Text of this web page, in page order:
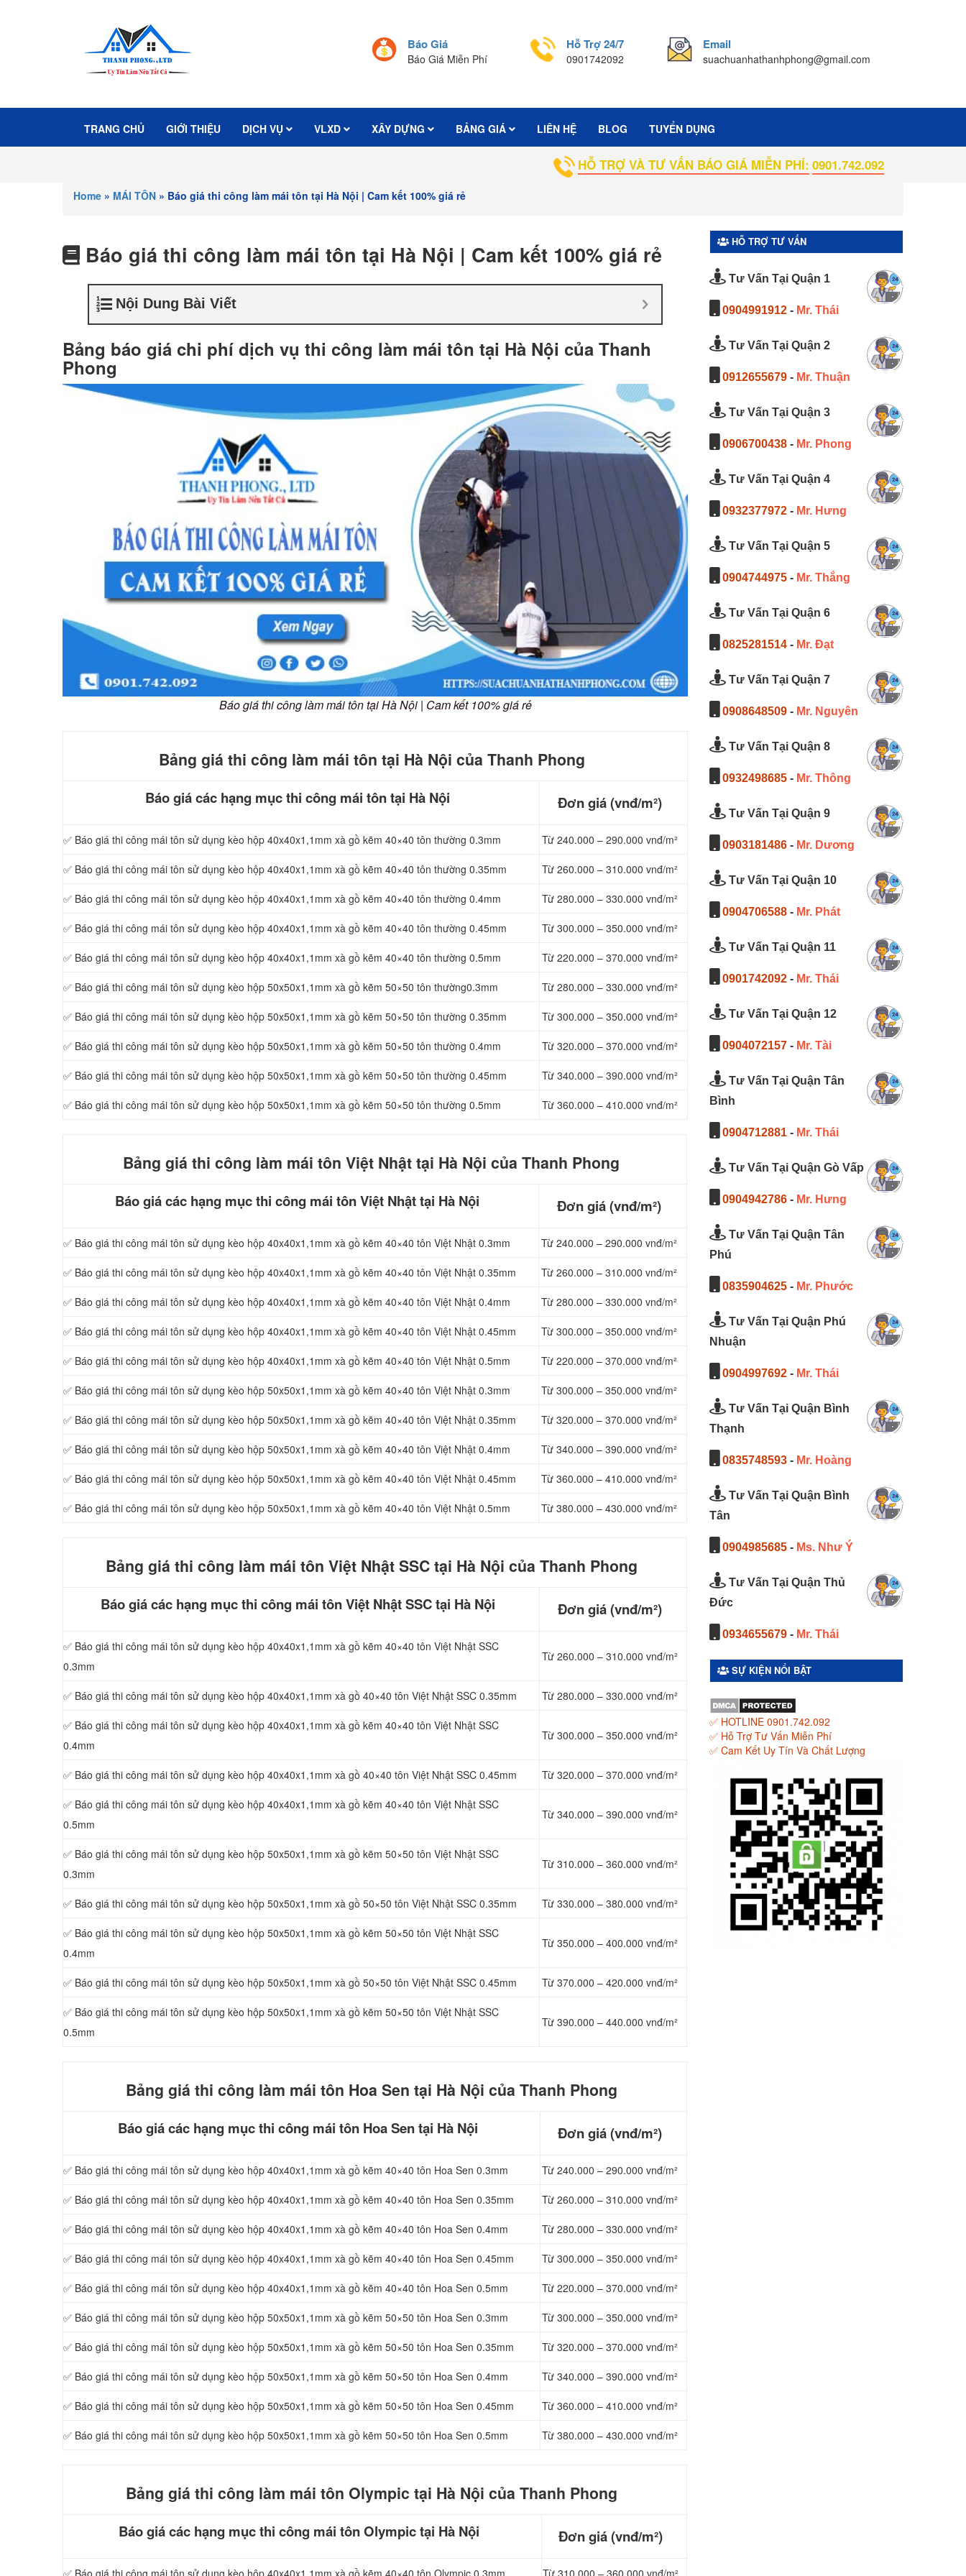
Báo Giá
Báo Giá Miễn Phí
Hỗ Trợ 24/7
0901742092
Email
suachuanhathanhphong@gmail.com
TRANG CHỦ GIỚI THIỆU DỊCH VỤ VLXD XÂY DỰNG BẢNG GIÁ LIÊN HỆ BLOG TUYỂN DỤNG
HỖ TRỢ VÀ TƯ VẤN BÁO GIÁ MIỄN PHÍ: 0901.742.092
Home » MÁI TÔN » Báo giá thi công làm mái tôn tại Hà Nội | Cam kết 100% giá rẻ
Báo giá thi công làm mái tôn tại Hà Nội | Cam kết 100% giá rẻ
Nội Dung Bài Viết
Bảng báo giá chi phí dịch vụ thi công làm mái tôn tại Hà Nội của Thanh
Phong
Báo giá thi công làm mái tôn tại Hà Nội | Cam kết 100% giá rẻ
Bảng giá thi công làm mái tôn tại Hà Nội của Thanh Phong
Báo giá các hạng mục thi công mái tôn tại Hà Nội Đơn giá (vnđ/m²)
✅ Báo giá thi công mái tôn sử dụng kèo hộp 40x40x1,1mm xà gồ kẽm 40×40 tôn thường 0.3mm Từ 240.000 – 290.000 vnđ/m²
✅ Báo giá thi công mái tôn sử dụng kèo hộp 40x40x1,1mm xà gồ kẽm 40×40 tôn thường 0.35mm Từ 260.000 – 310.000 vnđ/m²
✅ Báo giá thi công mái tôn sử dụng kèo hộp 40x40x1,1mm xà gồ kẽm 40×40 tôn thường 0.4mm Từ 280.000 – 330.000 vnđ/m²
✅ Báo giá thi công mái tôn sử dụng kèo hộp 40x40x1,1mm xà gồ kẽm 40×40 tôn thường 0.45mm Từ 300.000 – 350.000 vnđ/m²
✅ Báo giá thi công mái tôn sử dụng kèo hộp 40x40x1,1mm xà gồ kẽm 40×40 tôn thường 0.5mm Từ 220.000 – 370.000 vnđ/m²
✅ Báo giá thi công mái tôn sử dụng kèo hộp 50x50x1,1mm xà gồ kẽm 50×50 tôn thường0.3mm Từ 280.000 – 330.000 vnđ/m²
✅ Báo giá thi công mái tôn sử dụng kèo hộp 50x50x1,1mm xà gồ kẽm 50×50 tôn thường 0.35mm Từ 300.000 – 350.000 vnđ/m²
✅ Báo giá thi công mái tôn sử dụng kèo hộp 50x50x1,1mm xà gồ kẽm 50×50 tôn thường 0.4mm Từ 320.000 – 370.000 vnđ/m²
✅ Báo giá thi công mái tôn sử dụng kèo hộp 50x50x1,1mm xà gồ kẽm 50×50 tôn thường 0.45mm Từ 340.000 – 390.000 vnđ/m²
✅ Báo giá thi công mái tôn sử dụng kèo hộp 50x50x1,1mm xà gồ kẽm 50×50 tôn thường 0.5mm Từ 360.000 – 410.000 vnđ/m²
Bảng giá thi công làm mái tôn Việt Nhật tại Hà Nội của Thanh Phong
Báo giá các hạng mục thi công mái tôn Việt Nhật tại Hà Nội Đơn giá (vnđ/m²)
✅ Báo giá thi công mái tôn sử dụng kèo hộp 40x40x1,1mm xà gồ kẽm 40×40 tôn Việt Nhật 0.3mm Từ 240.000 – 290.000 vnđ/m²
✅ Báo giá thi công mái tôn sử dụng kèo hộp 40x40x1,1mm xà gồ kẽm 40×40 tôn Việt Nhật 0.35mm Từ 260.000 – 310.000 vnđ/m²
✅ Báo giá thi công mái tôn sử dụng kèo hộp 40x40x1,1mm xà gồ kẽm 40×40 tôn Việt Nhật 0.4mm Từ 280.000 – 330.000 vnđ/m²
✅ Báo giá thi công mái tôn sử dụng kèo hộp 40x40x1,1mm xà gồ kẽm 40×40 tôn Việt Nhật 0.45mm Từ 300.000 – 350.000 vnđ/m²
✅ Báo giá thi công mái tôn sử dụng kèo hộp 40x40x1,1mm xà gồ kẽm 40×40 tôn Việt Nhật 0.5mm Từ 220.000 – 370.000 vnđ/m²
✅ Báo giá thi công mái tôn sử dụng kèo hộp 50x50x1,1mm xà gồ kẽm 40×40 tôn Việt Nhật 0.3mm Từ 300.000 – 350.000 vnđ/m²
✅ Báo giá thi công mái tôn sử dụng kèo hộp 50x50x1,1mm xà gồ kẽm 40×40 tôn Việt Nhật 0.35mm Từ 320.000 – 370.000 vnđ/m²
✅ Báo giá thi công mái tôn sử dụng kèo hộp 50x50x1,1mm xà gồ kẽm 40×40 tôn Việt Nhật 0.4mm Từ 340.000 – 390.000 vnđ/m²
✅ Báo giá thi công mái tôn sử dụng kèo hộp 50x50x1,1mm xà gồ kẽm 40×40 tôn Việt Nhật 0.45mm Từ 360.000 – 410.000 vnđ/m²
✅ Báo giá thi công mái tôn sử dụng kèo hộp 50x50x1,1mm xà gồ kẽm 40×40 tôn Việt Nhật 0.5mm Từ 380.000 – 430.000 vnđ/m²
Bảng giá thi công làm mái tôn Việt Nhật SSC tại Hà Nội của Thanh Phong
Báo giá các hạng mục thi công mái tôn Việt Nhật SSC tại Hà Nội Đơn giá (vnđ/m²)
✅ Báo giá thi công mái tôn sử dụng kèo hộp 40x40x1,1mm xà gồ kẽm 40×40 tôn Việt Nhật SSC
0.3mm
Từ 260.000 – 310.000 vnđ/m²
✅ Báo giá thi công mái tôn sử dụng kèo hộp 40x40x1,1mm xà gồ 40×40 tôn Việt Nhật SSC 0.35mm Từ 280.000 – 330.000 vnđ/m²
✅ Báo giá thi công mái tôn sử dụng kèo hộp 40x40x1,1mm xà gồ kẽm 40×40 tôn Việt Nhật SSC
0.4mm
Từ 300.000 – 350.000 vnđ/m²
✅ Báo giá thi công mái tôn sử dụng kèo hộp 40x40x1,1mm xà gồ 40×40 tôn Việt Nhật SSC 0.45mm Từ 320.000 – 370.000 vnđ/m²
✅ Báo giá thi công mái tôn sử dụng kèo hộp 40x40x1,1mm xà gồ kẽm 40×40 tôn Việt Nhật SSC
0.5mm
Từ 340.000 – 390.000 vnđ/m²
✅ Báo giá thi công mái tôn sử dụng kèo hộp 50x50x1,1mm xà gồ kẽm 50×50 tôn Việt Nhật SSC
0.3mm
Từ 310.000 – 360.000 vnđ/m²
✅ Báo giá thi công mái tôn sử dụng kèo hộp 50x50x1,1mm xà gồ 50×50 tôn Việt Nhật SSC 0.35mm Từ 330.000 – 380.000 vnđ/m²
✅ Báo giá thi công mái tôn sử dụng kèo hộp 50x50x1,1mm xà gồ kẽm 50×50 tôn Việt Nhật SSC
0.4mm
Từ 350.000 – 400.000 vnđ/m²
✅ Báo giá thi công mái tôn sử dụng kèo hộp 50x50x1,1mm xà gồ 50×50 tôn Việt Nhật SSC 0.45mm Từ 370.000 – 420.000 vnđ/m²
✅ Báo giá thi công mái tôn sử dụng kèo hộp 50x50x1,1mm xà gồ kẽm 50×50 tôn Việt Nhật SSC
0.5mm
Từ 390.000 – 440.000 vnđ/m²
Bảng giá thi công làm mái tôn Hoa Sen tại Hà Nội của Thanh Phong
Báo giá các hạng mục thi công mái tôn Hoa Sen tại Hà Nội Đơn giá (vnđ/m²)
✅ Báo giá thi công mái tôn sử dụng kèo hộp 40x40x1,1mm xà gồ kẽm 40×40 tôn Hoa Sen 0.3mm Từ 240.000 – 290.000 vnđ/m²
✅ Báo giá thi công mái tôn sử dụng kèo hộp 40x40x1,1mm xà gồ kẽm 40×40 tôn Hoa Sen 0.35mm Từ 260.000 – 310.000 vnđ/m²
✅ Báo giá thi công mái tôn sử dụng kèo hộp 40x40x1,1mm xà gồ kẽm 40×40 tôn Hoa Sen 0.4mm Từ 280.000 – 330.000 vnđ/m²
✅ Báo giá thi công mái tôn sử dụng kèo hộp 40x40x1,1mm xà gồ kẽm 40×40 tôn Hoa Sen 0.45mm Từ 300.000 – 350.000 vnđ/m²
✅ Báo giá thi công mái tôn sử dụng kèo hộp 40x40x1,1mm xà gồ kẽm 40×40 tôn Hoa Sen 0.5mm Từ 220.000 – 370.000 vnđ/m²
✅ Báo giá thi công mái tôn sử dụng kèo hộp 50x50x1,1mm xà gồ kẽm 50×50 tôn Hoa Sen 0.3mm Từ 300.000 – 350.000 vnđ/m²
✅ Báo giá thi công mái tôn sử dụng kèo hộp 50x50x1,1mm xà gồ kẽm 50×50 tôn Hoa Sen 0.35mm Từ 320.000 – 370.000 vnđ/m²
✅ Báo giá thi công mái tôn sử dụng kèo hộp 50x50x1,1mm xà gồ kẽm 50×50 tôn Hoa Sen 0.4mm Từ 340.000 – 390.000 vnđ/m²
✅ Báo giá thi công mái tôn sử dụng kèo hộp 50x50x1,1mm xà gồ kẽm 50×50 tôn Hoa Sen 0.45mm Từ 360.000 – 410.000 vnđ/m²
✅ Báo giá thi công mái tôn sử dụng kèo hộp 50x50x1,1mm xà gồ kẽm 50×50 tôn Hoa Sen 0.5mm Từ 380.000 – 430.000 vnđ/m²
Bảng giá thi công làm mái tôn Olympic tại Hà Nội của Thanh Phong
Báo giá các hạng mục thi công mái tôn Olympic tại Hà Nội Đơn giá (vnđ/m²)
✅ Báo giá thi công mái tôn sử dụng kèo hộp 40x40x1,1mm xà gồ kẽm 40×40 tôn Olympic 0.3mm Từ 310.000 – 360.000 vnđ/m²
HỖ TRỢ TƯ VẤN
Tư Vấn Tại Quận 1
0904991912 - Mr. Thái
Tư Vấn Tại Quận 2
0912655679 - Mr. Thuận
Tư Vấn Tại Quận 3
0906700438 - Mr. Phong
Tư Vấn Tại Quận 4
0932377972 - Mr. Hưng
Tư Vấn Tại Quận 5
0904744975 - Mr. Thắng
Tư Vấn Tại Quận 6
0825281514 - Mr. Đạt
Tư Vấn Tại Quận 7
0908648509 - Mr. Nguyên
Tư Vấn Tại Quận 8
0932498685 - Mr. Thông
Tư Vấn Tại Quận 9
0903181486 - Mr. Dương
Tư Vấn Tại Quận 10
0904706588 - Mr. Phát
Tư Vấn Tại Quận 11
0901742092 - Mr. Thái
Tư Vấn Tại Quận 12
0904072157 - Mr. Tài
Tư Vấn Tại Quận Tân
Bình
0904712881 - Mr. Thái
Tư Vấn Tại Quận Gò Vấp
0904942786 - Mr. Hưng
Tư Vấn Tại Quận Tân
Phú
0835904625 - Mr. Phước
Tư Vấn Tại Quận Phú
Nhuận
0904997692 - Mr. Thái
Tư Vấn Tại Quận Bình
Thạnh
0835748593 - Mr. Hoàng
Tư Vấn Tại Quận Bình
Tân
0904985685 - Ms. Như Ý
Tư Vấn Tại Quận Thủ
Đức
0934655679 - Mr. Thái
SỰ KIỆN NỔI BẬT
✅ HOTLINE 0901.742.092
✅ Hỗ Trợ Tư Vấn Miễn Phí
✅ Cam Kết Uy Tín Và Chất Lượng